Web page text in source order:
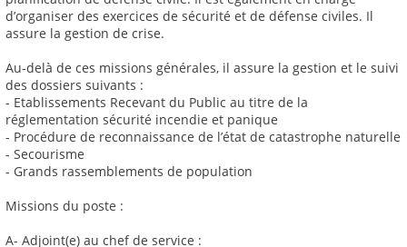
d’organiser des exercices de sécurité et de défense civiles. Il
assure la gestion de crise.
Au-delà de ces missions générales, il assure la gestion et le suivi
des dossiers suivants :
- Etablissements Recevant du Public au titre de la
réglementation sécurité incendie et panique
- Procédure de reconnaissance de l’état de catastrophe naturelle
- Secourisme
- Grands rassemblements de population
Missions du poste :
A- Adjoint(e) au chef de service :